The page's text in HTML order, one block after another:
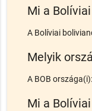
Mi a
A Bolíviai
Melyik
A BOB
Mi a